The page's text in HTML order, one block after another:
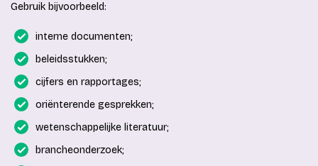
Gebruik bijvoorbeeld:
interne documenten;
beleidsstukken;
cijfers en rapportages;
oriënterende gesprekken;
wetenschappelijke literatuur;
brancheonderzoek;